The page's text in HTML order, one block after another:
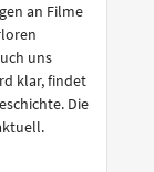
an Filme
uns
klar, findet
Die